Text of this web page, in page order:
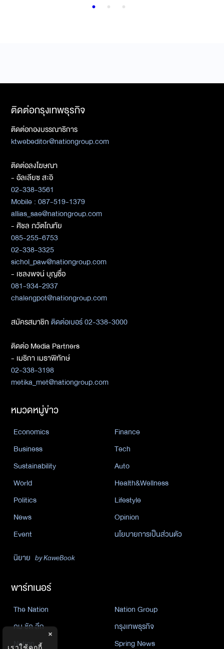
ติดต่อกรุงเทพธุรกิจ
ติดต่อกองบรรณาธิการ
ktwebeditor@nationgroup.com
ติดต่อลงโฆษณา
- อัลเลียซ สะอิ
02-338-3561
Mobile : 087-519-1379
allias_sae@nationgroup.com
- ศิชล ภวัตโณทัย
085-255-6753
02-338-3325
sichol_paw@nationgroup.com
- เชลงพจน์ บุญซื่อ
081-934-2937
chalengpot@nationgroup.com
สมัครสมาชิกติดต่อเบอร์ 02-338-3000
ติดต่อ Media Partners
- เมธิกา เมธาพิทักษ์
02-338-3198
metika_met@nationgroup.com
หมวดหมู่ข่าว
Economics
Finance
Business
Tech
Sustainability
Auto
World
Health&Wellness
Politics
Lifestyle
News
Opinion
Event
นโยบายการเป็นส่วนตัว
นิยาย by KaweBook
พาร์ทเนอร์
The Nation
Nation Group
คม ชัด ลึก
กรุงเทพธุรกิจ
Nation
Spring News
×